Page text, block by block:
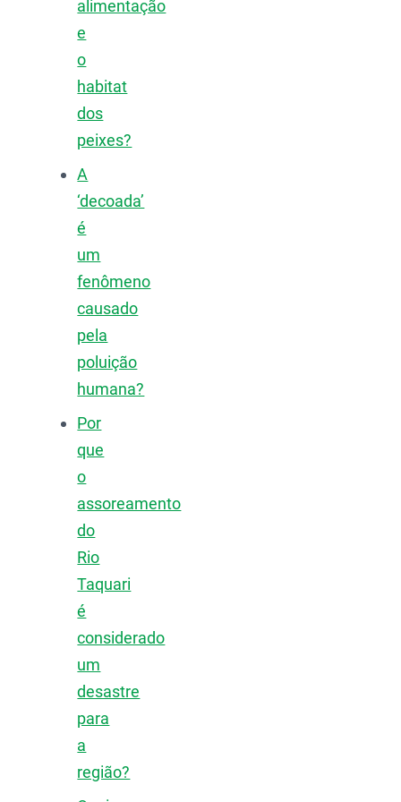
alimentação
e
o
habitat
dos
peixes?
A
‘decoada’
é
um
fenômeno
causado
pela
poluição
humana?
Por
que
o
assoreamento
do
Rio
Taquari
é
considerado
um
desastre
para
a
região?